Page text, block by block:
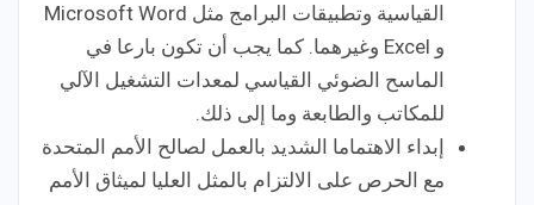
القياسية وتطبيقات البرامج مثل Microsoft Word
و Excel وغيرهما. كما يجب أن تكون بارعا في
الماسح الضوئي القياسي لمعدات التشغيل الآلي
للمكاتب والطابعة وما إلى ذلك.
إبداء الاهتماما الشديد بالعمل لصالح الأمم المتحدة
مع الحرص على الالتزام بالمثل العليا لميثاق الأمم